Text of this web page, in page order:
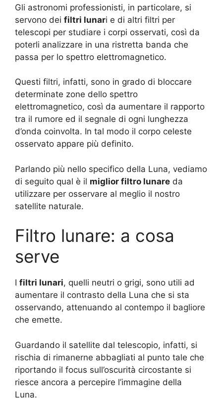
Gli astronomi professionisti, in particolare, si
servono dei filtri lunari e di altri filtri per
telescopi per studiare i corpi osservati, così da
poterli analizzare in una ristretta banda che
passa per lo spettro elettromagnetico.
Questi filtri, infatti, sono in grado di bloccare
determinate zone dello spettro
elettromagnetico, così da aumentare il rapporto
tra il rumore ed il segnale di ogni lunghezza
d’onda coinvolta. In tal modo il corpo celeste
osservato appare più definito.
Parlando più nello specifico della Luna, vediamo
di seguito qual è il miglior filtro lunare da
utilizzare per osservare al meglio il nostro
satellite naturale.
Filtro lunare: a cosa
serve
I filtri lunari, quelli neutri o grigi, sono utili ad
aumentare il contrasto della Luna che si sta
osservando, attenuando al contempo il bagliore
che emette.
Guardando il satellite dal telescopio, infatti, si
rischia di rimanerne abbagliati al punto tale che
riportando il focus sull’oscurità circostante si
riesce ancora a percepire l’immagine della
Luna.